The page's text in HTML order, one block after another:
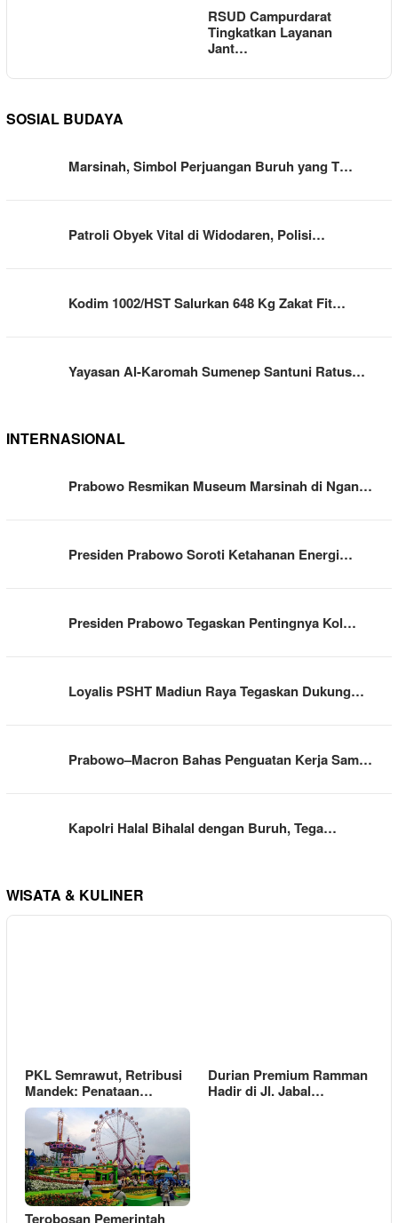
RSUD Campurdarat
Tingkatkan Layanan
Jant…
SOSIAL BUDAYA
Marsinah, Simbol Perjuangan Buruh yang T…
Patroli Obyek Vital di Widodaren, Polisi…
Kodim 1002/HST Salurkan 648 Kg Zakat Fit…
Yayasan Al-Karomah Sumenep Santuni Ratus…
INTERNASIONAL
Prabowo Resmikan Museum Marsinah di Ngan…
Presiden Prabowo Soroti Ketahanan Energi…
Presiden Prabowo Tegaskan Pentingnya Kol…
Loyalis PSHT Madiun Raya Tegaskan Dukung…
Prabowo–Macron Bahas Penguatan Kerja Sam…
Kapolri Halal Bihalal dengan Buruh, Tega…
WISATA & KULINER
PKL Semrawut, Retribusi
Mandek: Penataan…
Durian Premium Ramman
Hadir di Jl. Jabal…
Terobosan Pemerintah